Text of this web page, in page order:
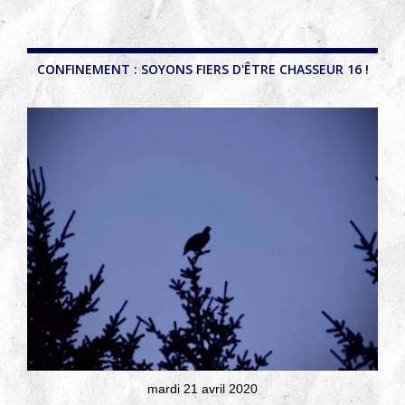
CONFINEMENT : SOYONS FIERS D'ÊTRE CHASSEUR 16 !
mardi 21 avril 2020